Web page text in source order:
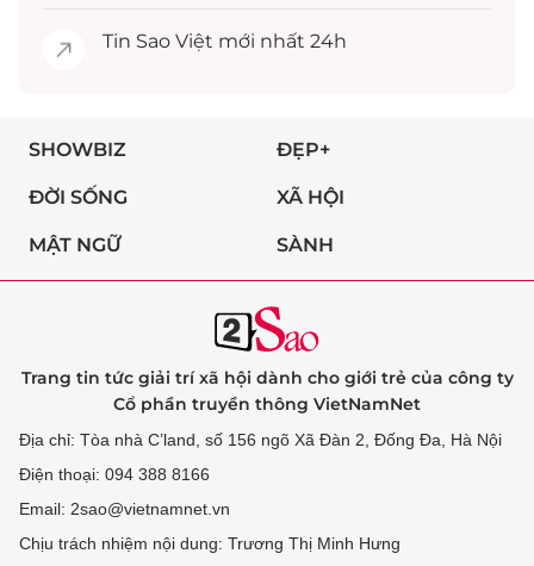
Tin Sao Việt mới nhất 24h
SHOWBIZ ĐẸP+
ĐỜI SỐNG XÃ HỘI
MẬT NGỮ SÀNH
Trang tin tức giải trí xã hội dành cho giới trẻ của công ty
Cổ phần truyền thông VietNamNet
Địa chỉ: Tòa nhà C’land, số 156 ngõ Xã Đàn 2, Đống Đa, Hà Nội
Điện thoại: 094 388 8166
Email: 2sao@vietnamnet.vn
Chịu trách nhiệm nội dung: Trương Thị Minh Hưng